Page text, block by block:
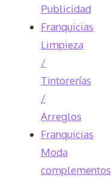
Publicidad
Franquicias
Limpieza
/
Tintorerías
/
Arreglos
Franquicias
Moda
complementos